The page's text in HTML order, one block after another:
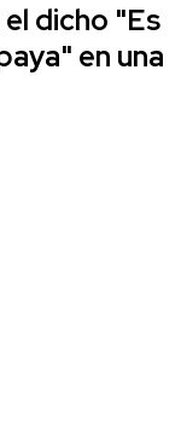
dicho "Es
en una